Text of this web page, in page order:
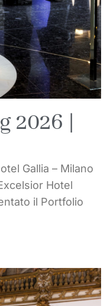
2026 |
Gallia – Milano
Hotel
il Portfolio